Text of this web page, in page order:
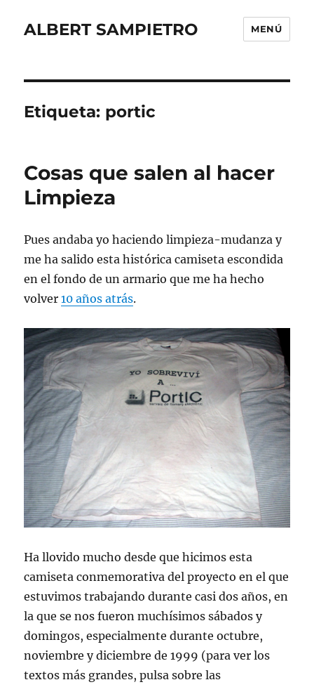
ALBERT SAMPIETRO MENÚ
Etiqueta: portic
Cosas que salen al hacer
Limpieza
Pues andaba yo haciendo limpieza-mudanza y
me ha salido esta histórica camiseta escondida
en el fondo de un armario que me ha hecho
volver10 años atrás.
Ha llovido mucho desde que hicimos esta
camiseta conmemorativa del proyecto en el que
estuvimos trabajando durante casi dos años, en
la que se nos fueron muchísimos sábados y
domingos, especialmente durante octubre,
noviembre y diciembre de 1999 (para ver los
textos más grandes, pulsa sobre las